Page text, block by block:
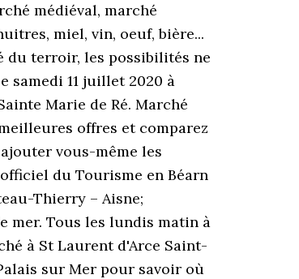
médiéval, marché
miel, vin, oeuf, bière...
du terroir, les possibilités ne
samedi 11 juillet 2020 à
Marie de Ré. Marché
offres et comparez
vous-même les
du Tourisme en Béarn
Thierry – Aisne;
mer. Tous les lundis matin à
à St Laurent d'Arce Saint-
sur Mer pour savoir où